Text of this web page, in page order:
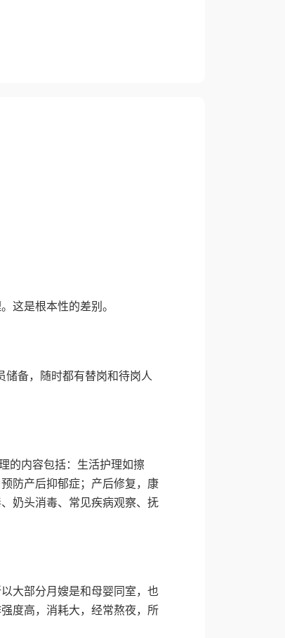
这是根本性的差别。
备，随时都有替岗和待岗人
的内容包括：生活护理如擦
防产后抑郁症；产后修复，康
奶头消毒、常见疾病观察、抚
大部分月嫂是和母婴同室，也
度高，消耗大，经常熬夜，所